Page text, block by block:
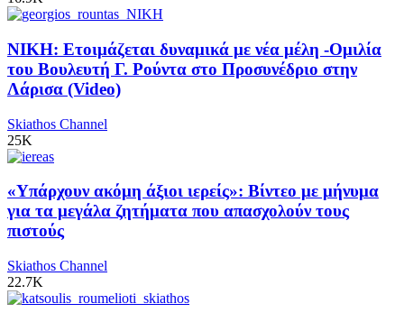
ΝΙΚΗ: Ετοιμάζεται δυναμικά με νέα μέλη -Ομιλία
του Βουλευτή Γ. Ρούντα στο Προσυνέδριο στην
Λάρισα (Video)
Skiathos Channel
25K
«Υπάρχουν ακόμη άξιοι ιερείς»: Βίντεο με μήνυμα
για τα μεγάλα ζητήματα που απασχολούν τους
πιστούς
Skiathos Channel
22.7K